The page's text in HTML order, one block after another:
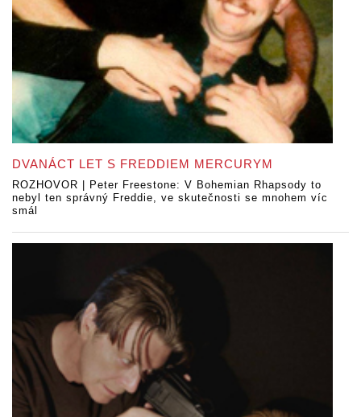
DVANÁCT LET S FREDDIEM MERCURYM
ROZHOVOR | Peter Freestone: V Bohemian Rhapsody to
nebyl ten správný Freddie, ve skutečnosti se mnohem víc
smál